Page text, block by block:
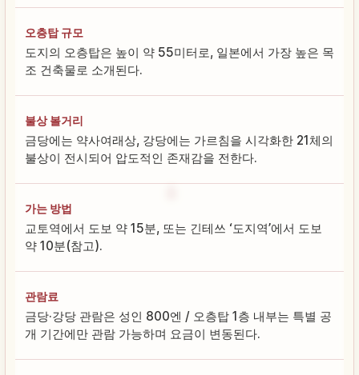
오층탑 규모
도지의 오층탑은 높이 약 55미터로, 일본에서 가장 높은 목
조 건축물로 소개된다.
불상 볼거리
금당에는 약사여래상, 강당에는 가르침을 시각화한 21체의
불상이 전시되어 압도적인 존재감을 전한다.
가는 방법
교토역에서 도보 약 15분, 또는 긴테쓰 ‘도지역’에서 도보
약 10분(참고).
관람료
금당·강당 관람은 성인 800엔 / 오층탑 1층 내부는 특별 공
개 기간에만 관람 가능하며 요금이 변동된다.